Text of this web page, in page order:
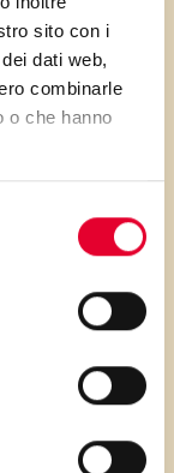
sito con i
dati web,
combinarle
o che hanno
scorrere